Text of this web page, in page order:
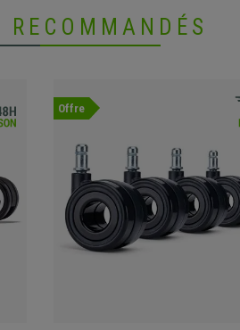
RECOMMANDÉS
Offre